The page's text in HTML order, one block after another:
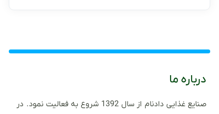
درباره ما
صنایع غذایی دادنام از سال 1392 شروع به فعالیت نمود. در